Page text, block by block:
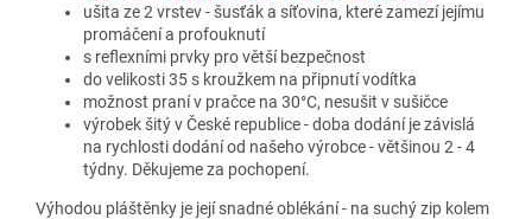
ušita ze 2 vrstev - šusťák a síťovina, které zamezí jejímu
promáčení a profouknutí
s reflexními prvky pro větší bezpečnost
do velikosti 35 s kroužkem na připnutí vodítka
možnost praní v pračce na 30°C, nesušit v sušičce
výrobek šitý v České republice - doba dodání je závislá
na rychlosti dodání od našeho výrobce - většinou 2 - 4
týdny. Děkujeme za pochopení.
Výhodou pláštěnky je její snadné oblékání - na suchý zip kolem